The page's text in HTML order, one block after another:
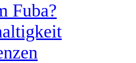
Fuba?